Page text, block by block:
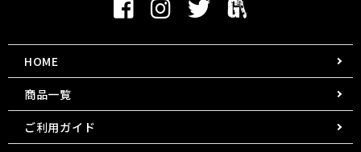
HOME
商品一覧
ご利用ガイド